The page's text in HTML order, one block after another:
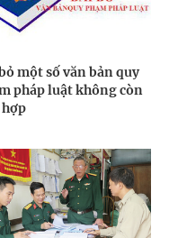
một số văn bản quy
pháp luật không còn